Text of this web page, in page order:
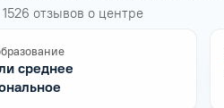
1526 отзывов о центре
среднее